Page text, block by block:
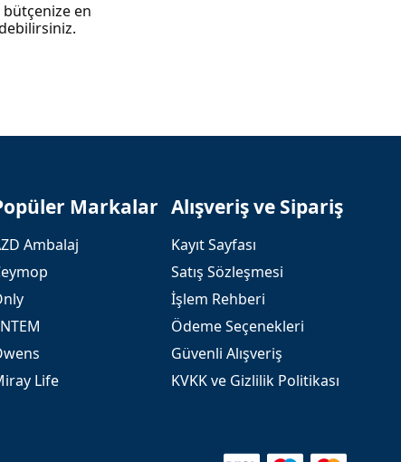
en
Markalar
Ambalaj
Life
Alışveriş ve Sipariş
Kayıt Sayfası
Satış Sözleşmesi
İşlem Rehberi
Ödeme Seçenekleri
Güvenli Alışveriş
KVKK ve Gizlilik Politikası